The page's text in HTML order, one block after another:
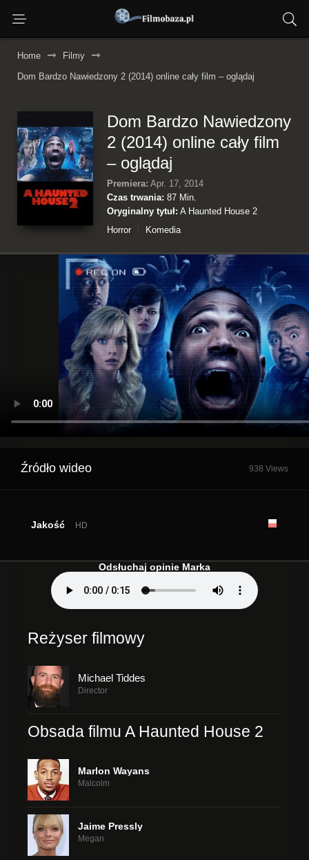
Home
Filmy
Dom Bardzo Nawiedzony 2 (2014) online cały film – oglądaj
Dom Bardzo Nawiedzony
2 (2014) online cały film
– oglądaj
Premiera: Apr. 17, 2014
Czas trwania: 87 Min.
Oryginalny tytuł: A Haunted House 2
Horror
Komedia
Źródło wideo 938 Views
Jakość HD
Odsłuchaj opinie Marka
Reżyser filmowy
Michael Tiddes
Director
Obsada filmu A Haunted House 2
Marlon Wayans
Malcolm
Jaime Pressly
Megan